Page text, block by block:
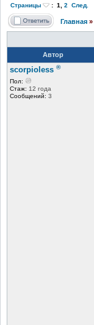
Страницы : 1 2 След.
Главная »
Автор
scorpioless ®
Пол:
Стаж: 12 года
Сообщений: 3